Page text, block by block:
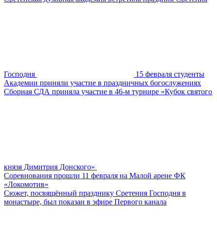
Господня
15 февраля студенты
Академии приняли участие в праздничных богослужениях
Сборная СДА приняла участие в 46-м турнире «Кубок святого
князя Димитрия Донского»
Соревнования прошли 11 февраля на Малой арене ФК
«Локомотив»
Сюжет, посвящённый празднику Сретения Господня в
монастыре, был показан в эфире Первого канала